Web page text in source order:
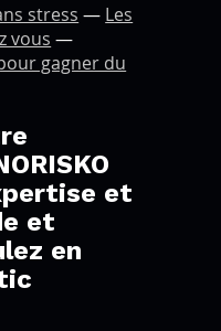
stress — Les
vous —
gagner du
et
et
en